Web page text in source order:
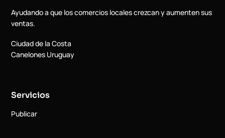
Ayudando a que los comercios locales crezcan y aumenten sus
ventas.
Ciudad de la Costa
Canelones Uruguay
Servicios
Publicar